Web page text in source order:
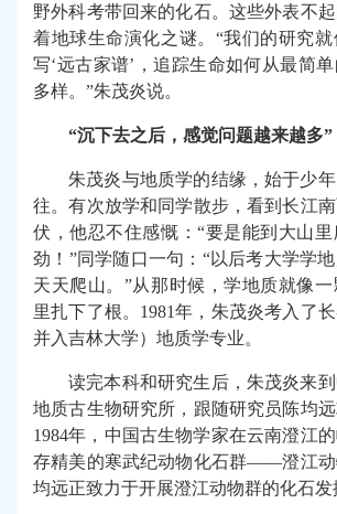
野外科考带回来的化石。这些外表不
着地球生命演化之谜。“我们的研究
写‘远古家谱’，追踪生命如何从最简
多样。”朱茂炎说。
“沉下去之后，感觉问题越来越多”
朱茂炎与地质学的结缘，始于少
往。有次放学和同学散步，看到长江
伏，他忍不住感慨：“要是能到大山
劲！”同学随口一句：“以后考大学学
天天爬山。”从那时候，学地质就像
里扎下了根。 1981年，朱茂炎考入了
并入吉林大学）地质学专业。
读完本科和研究生后，朱茂炎来
地质古生物研究所，跟随研究员陈均远
1984年，中国古生物学家在云南澄江
存精美的寒武纪动物化石群——澄江动
均远正致力于开展澄江动物群的化石发